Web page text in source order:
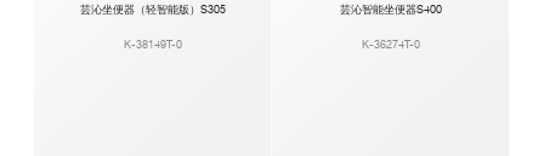
芸沁坐便器（轻智能版）S305
K-38149T-0
芸沁智能坐便器S400
K-36274T-0